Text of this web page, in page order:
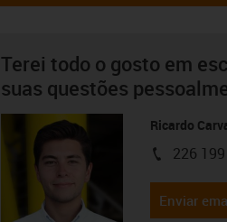
Terei todo o gosto em
suas questões
Ricardo
igus-icon-
226
Enviar